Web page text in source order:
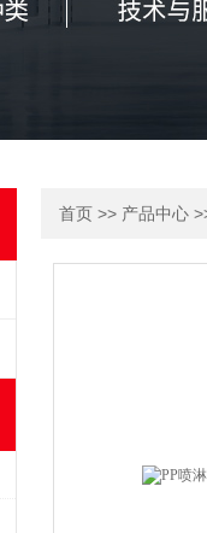
首页 >> 产品中心